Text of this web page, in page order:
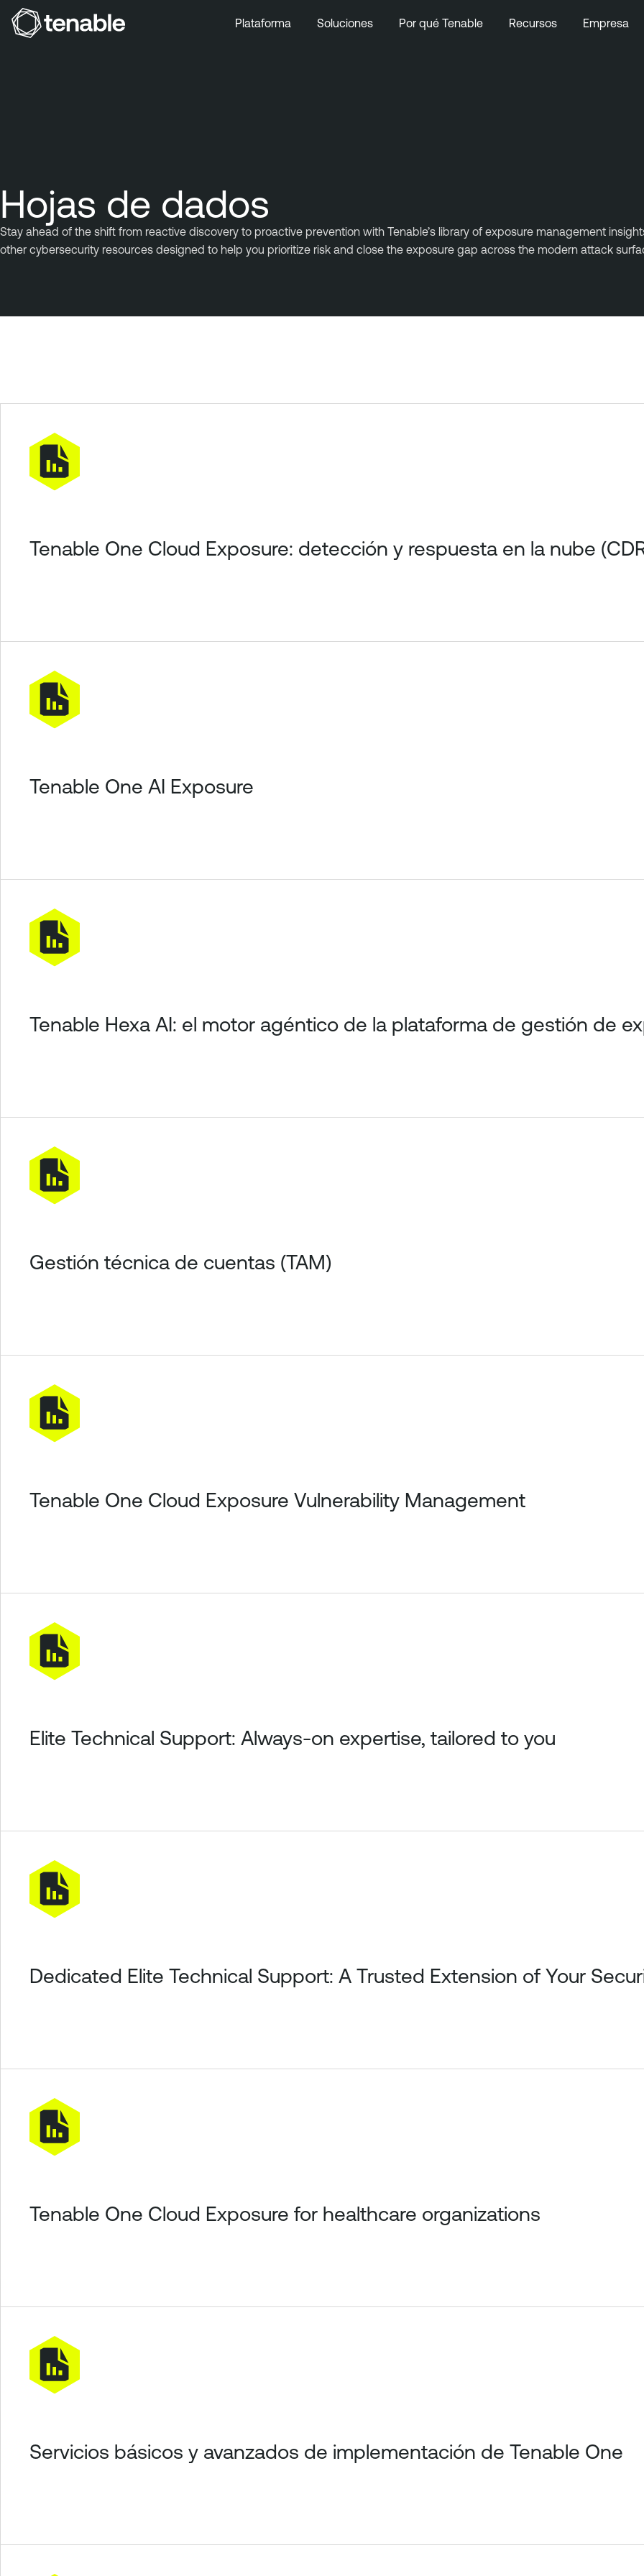
Plataforma Soluciones Por qué Tenable Recursos Empresa
Hojas de dados
Stay ahead of the shift from reactive discovery to proactive prevention with Tenable’s library of exposure management
other cybersecurity resources designed to help you prioritize risk and close the exposure gap across the modern attack
Tenable One Cloud Exposure: detección y respuesta en la nube
Tenable One AI Exposure
Tenable Hexa AI: el motor agéntico de la plataforma de gestión de
Gestión técnica de cuentas (TAM)
Tenable One Cloud Exposure Vulnerability Management
Elite Technical Support: Always-on expertise, tailored to you
Dedicated Elite Technical Support: A Trusted Extension of Your
Tenable One Cloud Exposure for healthcare organizations
Servicios básicos y avanzados de implementación de Tenable One